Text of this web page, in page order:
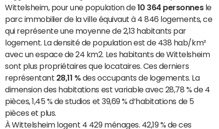
Wittelsheim, pour une population de10 364 personnesle
parc immobilier de la ville équivaut à 4 846 logements, ce
qui représente une moyenne de 2,13 habitants par
logement. La densité de population est de 438 hab/km²
avec un espace de 24 km2. Les habitants de Wittelsheim
sont plus propriétaires que locataires. Ces derniers
représentant 28,11 % des occupants de logements. La
dimension des habitations est variable avec 28,78 % de 4
pièces, 1,45 % de studios et 39,69 % d’habitations de 5
pièces et plus.
À Wittelsheim logent 4 429 ménages. 42,19 % de ces